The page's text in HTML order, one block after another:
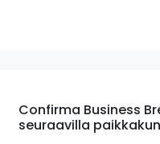
Confirma Business
seuraavilla